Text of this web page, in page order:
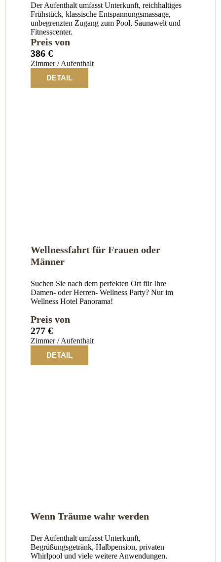
Der Aufenthalt umfasst Unterkunft, reichhaltiges
Frühstück, klassische Entspannungsmassage,
unbegrenzten Zugang zum Pool, Saunawelt und
Fitnesscenter.
Preis von
386 €
Zimmer / Aufenthalt
DETAIL
Wellnessfahrt für Frauen oder
Männer
Suchen Sie nach dem perfekten Ort für Ihre
Damen- oder Herren- Wellness Party? Nur im
Wellness Hotel Panorama!
Preis von
277 €
Zimmer / Aufenthalt
DETAIL
Wenn Träume wahr werden
Der Aufenthalt umfasst Unterkunft,
Begrüßungsgetränk, Halbpension, privaten
Whirlpool und viele weitere Anwendungen.